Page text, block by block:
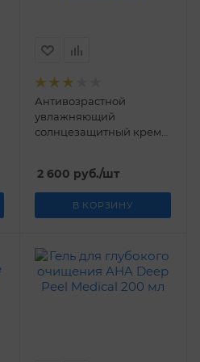
Антивозрастной
увлажняющий
солнцезащитный крем
2 600 руб./шт
В КОРЗИНУ